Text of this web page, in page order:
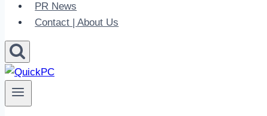
PR News
Contact | About Us